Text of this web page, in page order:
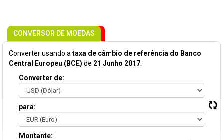
CONVERSOR DE MOEDAS
Converter usando a taxa de câmbio de referência do Banco
Central Europeu (BCE) de 21 Junho 2017:
Converter de:
para:
Montante: